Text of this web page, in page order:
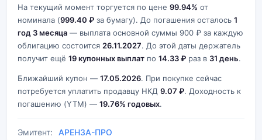
На текущий момент торгуется по цене 99.94% от
номинала (999.40 ₽ за бумагу). До погашения осталось 1
год 3 месяца — выплата основной суммы 900 ₽ за каждую
облигацию состоится 26.11.2027. До этой даты держатель
получит ещё 19 купонных выплат по 14.33 ₽ раз в 31 день.
Ближайший купон — 17.05.2026. При покупке сейчас
потребуется уплатить продавцу НКД 9.07 ₽. Доходность к
погашению (YTM) — 19.76% годовых.
Эмитент: АРЕНЗА-ПРО